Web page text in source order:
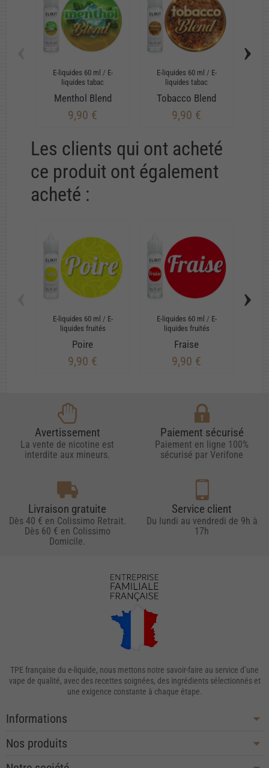
E-liquides 60 ml / E-
liquides tabac
Menthol Blend
9,90 €
E-liquides 60 ml / E-
liquides tabac
Tobacco Blend
9,90 €
›
Les clients qui ont acheté
ce produit ont également
acheté :
E-liquides 60 ml / E-
liquides fruités
Poire
9,90 €
E-liquides 60 ml / E-
liquides fruités
Fraise
9,90 €
›
Avertissement
La vente de nicotine est
interdite aux mineurs.
Paiement sécurisé
Paiement en ligne 100%
sécurisé par Verifone
Livraison gratuite
Dès 40 € en Colissimo Retrait.
Dès 60 € en Colissimo
Domicile.
Service client
Du lundi au vendredi de 9h à
17h
TPE française du e-liquide, nous mettons notre savoir-faire au service d’une
vape de qualité, avec des recettes soignées, des ingrédients sélectionnés et
une exigence constante à chaque étape.
Informations
Nos produits